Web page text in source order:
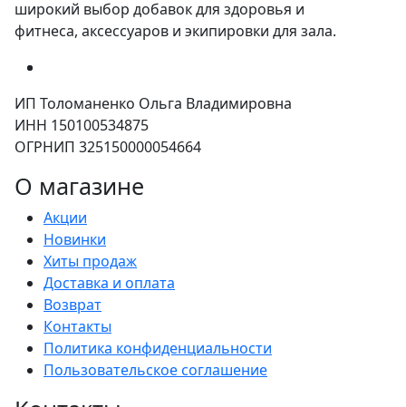
широкий выбор добавок для здоровья и
фитнеса, аксессуаров и экипировки для зала.
ИП Толоманенко Ольга Владимировна
ИНН 150100534875
ОГРНИП 325150000054664
О магазине
Акции
Новинки
Хиты продаж
Доставка и оплата
Возврат
Контакты
Политика конфиденциальности
Пользовательское соглашение